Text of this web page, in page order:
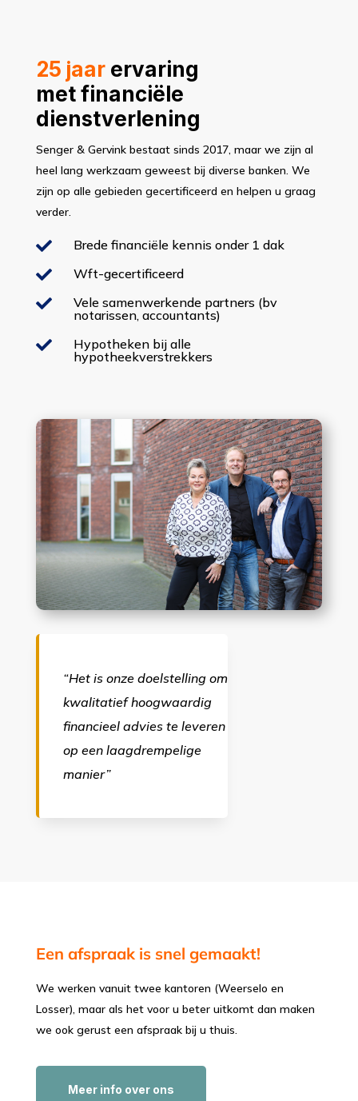
25 jaar ervaring
met financiële
dienstverlening
Senger & Gervink bestaat sinds 2017, maar we zijn al
heel lang werkzaam geweest bij diverse banken. We
zijn op alle gebieden gecertificeerd en helpen u graag
verder.
 Brede financiële kennis onder 1 dak
 Wft-gecertificeerd

Vele samenwerkende partners (bv
notarissen, accountants)

Hypotheken bij alle
hypotheekverstrekkers
“Het is onze doelstelling om
kwalitatief hoogwaardig
financieel advies te leveren
op een laagdrempelige
manier”
Een afspraak is snel gemaakt!
We werken vanuit twee kantoren (Weerselo en
Losser), maar als het voor u beter uitkomt dan maken
we ook gerust een afspraak bij u thuis.
Meer info over ons